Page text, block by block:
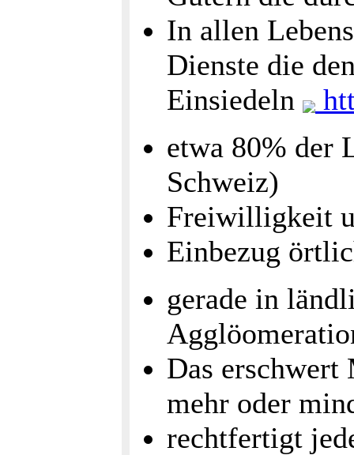
In allen
Dienste die
Einsiedeln
etwa 80% der
Schweiz)
Freiwilligkeit
Einbezug
gerade in
Das erschwert
mehr oder
rechtfertigt